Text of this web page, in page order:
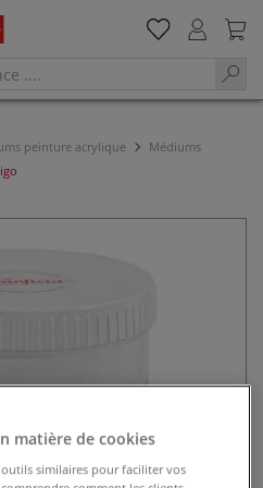
peinture acrylique
Médiums
matière de cookies
similaires pour faciliter vos